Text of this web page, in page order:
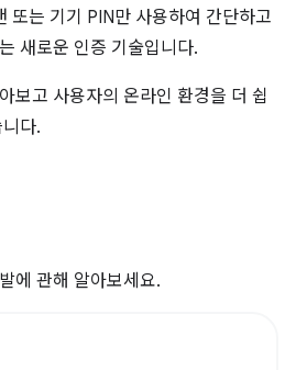
또는 기기 PIN만 사용하여 간단하고
새로운 인증 기술입니다.
보고 사용자의 온라인 환경을 더 쉽
다.
에 관해 알아보세요.